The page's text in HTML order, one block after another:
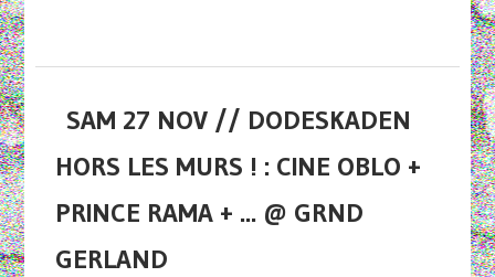
SAM 27 NOV // DODESKADEN
HORS LES MURS ! : CINE OBLO +
PRINCE RAMA + ... @ GRND
GERLAND